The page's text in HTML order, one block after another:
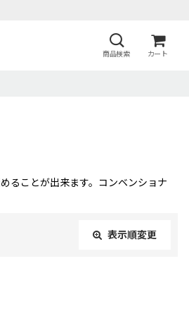
商品検索 カート
ることが出来ます。コンベンショナ
表示順変更